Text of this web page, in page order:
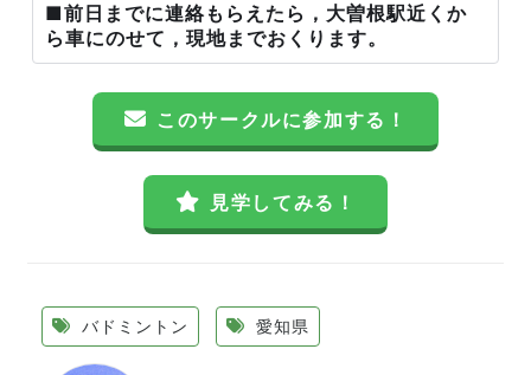
■前日までに連絡もらえたら，大曽根駅近くか
ら車にのせて，現地までおくります。
このサークルに参加する！
見学してみる！
バドミントン 愛知県